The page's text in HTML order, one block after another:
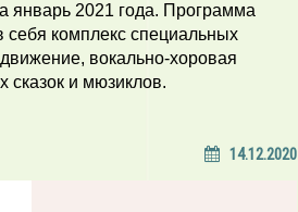
январь 2021 года. Программа
себя комплекс специальных
вокально-хоровая
сказок и мюзиклов.
14.12.2020